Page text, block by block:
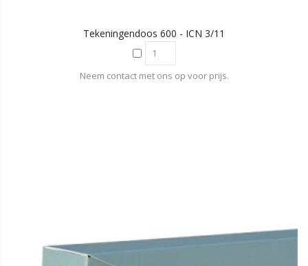
Tekeningendoos 600 - ICN 3/11
Neem contact met ons op voor prijs.